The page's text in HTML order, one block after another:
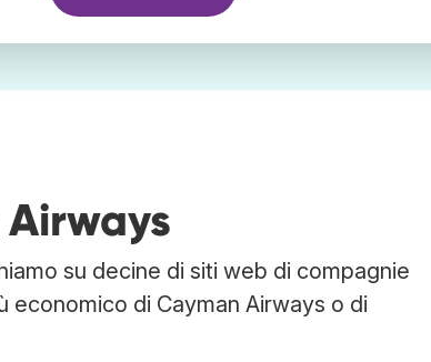
su decine di siti web di compagnie
di Cayman Airways o di